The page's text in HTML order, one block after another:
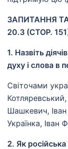
ЗАПИТАННЯ
20.3 (СТОР.
1. Назвіть
духу і слова в
Світочами
Шашкевич,
Українка,
2. Як